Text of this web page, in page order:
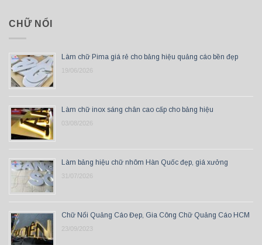
CHỮ NỔI
Làm chữ Pima giá rẻ cho bảng hiệu quảng cáo bền đẹp
19/06/2026
Làm chữ inox sáng chân cao cấp cho bảng hiệu
03/08/2026
Làm bảng hiệu chữ nhôm Hàn Quốc đẹp, giá xưởng
31/07/2026
Chữ Nổi Quảng Cáo Đẹp, Gia Công Chữ Quảng Cáo HCM
23/09/2023